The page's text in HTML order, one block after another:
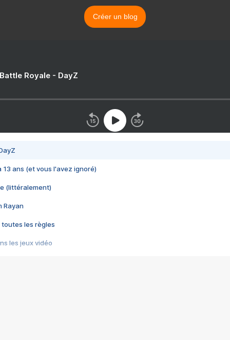
Créer un blog
Royale - DayZ
13 ans (et vous l'avez ignoré)
(littéralement)
Rayan
toutes les règles
les jeux vidéo